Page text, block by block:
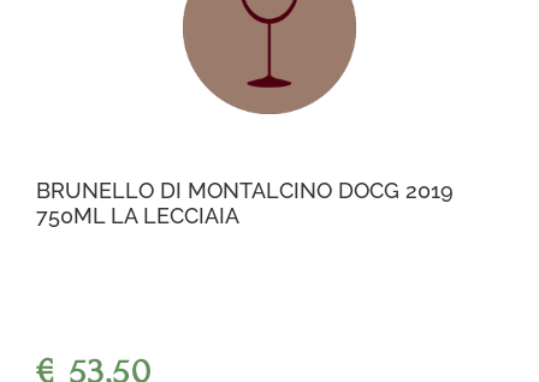
BRUNELLO DI MONTALCINO DOCG 2019
750ML LA LECCIAIA
€ 53,50